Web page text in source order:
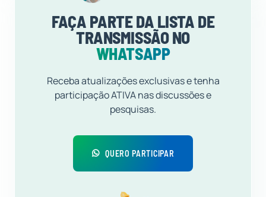
FAÇA PARTE DA LISTA DE
TRANSMISSÃO NO
WHATSAPP
Receba atualizações exclusivas e tenha
participação ATIVA nas discussões e
pesquisas.
QUERO PARTICIPAR